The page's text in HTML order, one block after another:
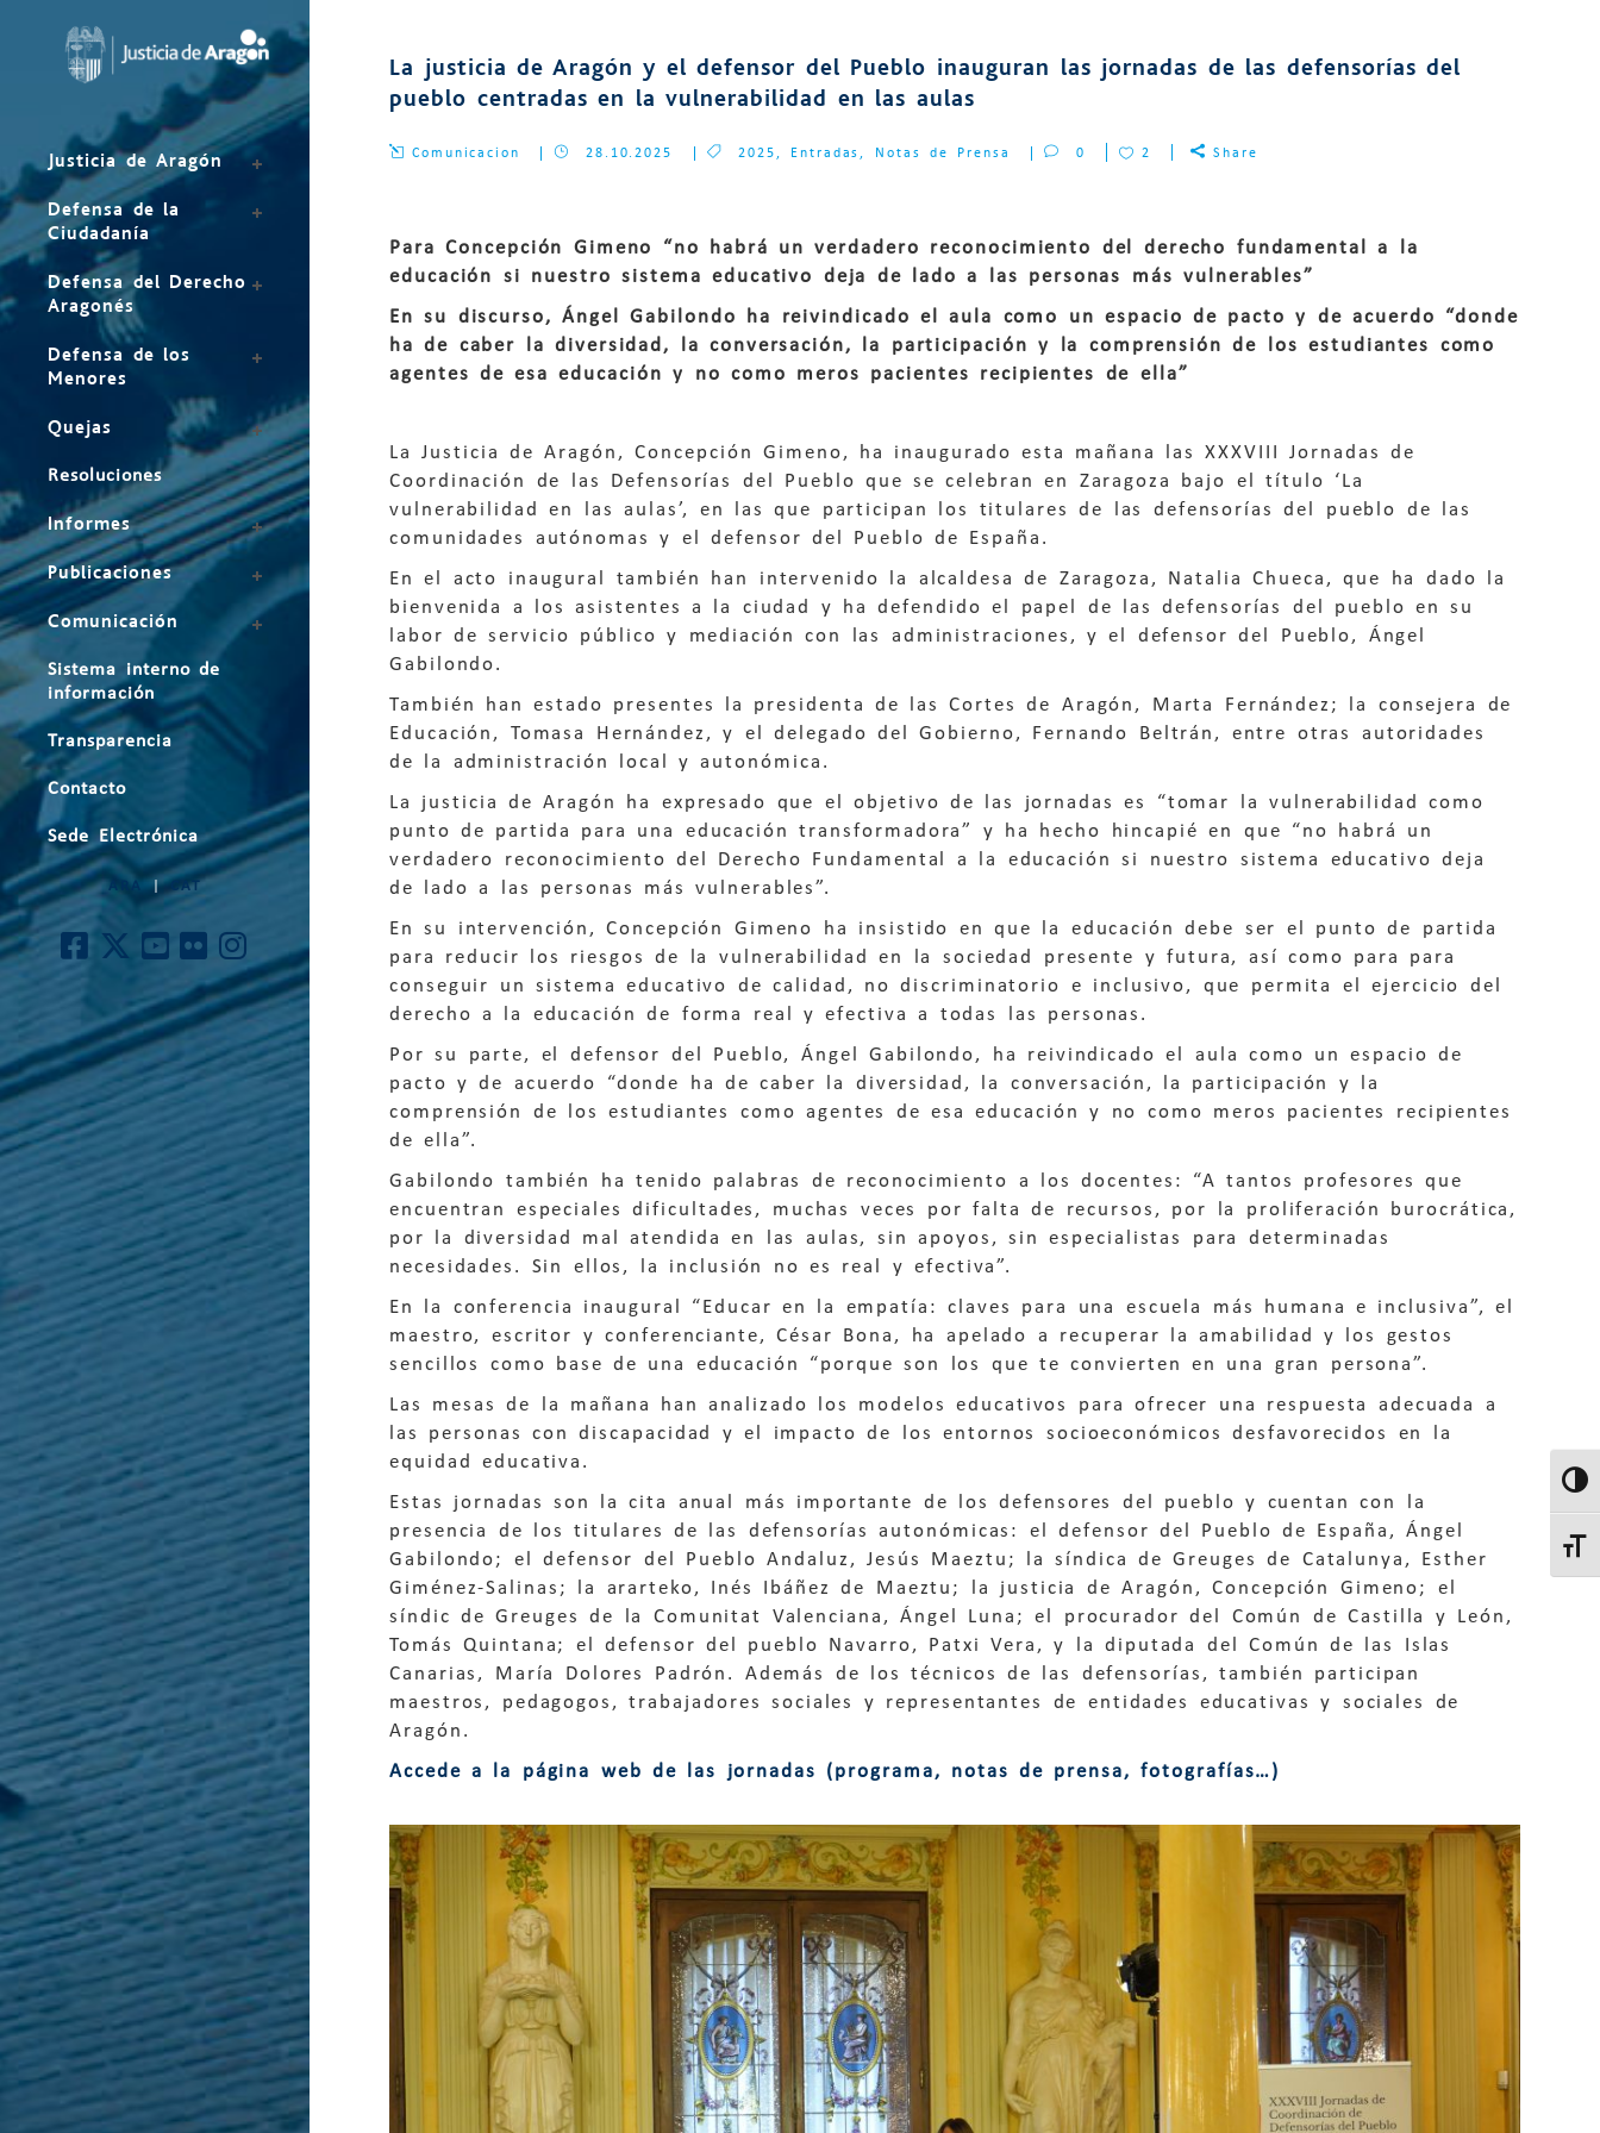
Justicia de Aragón
Defensa de la
Ciudadanía
Defensa del Derecho
Aragonés
Defensa de los
Menores
Quejas
Resoluciones
Informes
Publicaciones
Comunicación
Sistema interno de
información
Transparencia
Contacto
Sede Electrónica
ARA |CAT
La justicia de Aragón y el defensor del Pueblo inauguran las jornadas de las defensorías del
pueblo centradas en la vulnerabilidad en las aulas
Comunicacion 28.10.2025 2025 , Entradas , Notas de Prensa 0 2 Share
Para Concepción Gimeno “no habrá un verdadero reconocimiento del derecho fundamental a la
educación si nuestro sistema educativo deja de lado a las personas más vulnerables”
En su discurso, Ángel Gabilondo ha reivindicado el aula como un espacio de pacto y de acuerdo “donde
ha de caber la diversidad, la conversación, la participación y la comprensión de los estudiantes como
agentes de esa educación y no como meros pacientes recipientes de ella”
La Justicia de Aragón, Concepción Gimeno, ha inaugurado esta mañana las XXXVIII Jornadas de
Coordinación de las Defensorías del Pueblo que se celebran en Zaragoza bajo el título ‘La
vulnerabilidad en las aulas’, en las que participan los titulares de las defensorías del pueblo de las
comunidades autónomas y el defensor del Pueblo de España.
En el acto inaugural también han intervenido la alcaldesa de Zaragoza, Natalia Chueca, que ha dado la
bienvenida a los asistentes a la ciudad y ha defendido el papel de las defensorías del pueblo en su
labor de servicio público y mediación con las administraciones, y el defensor del Pueblo, Ángel
Gabilondo.
También han estado presentes la presidenta de las Cortes de Aragón, Marta Fernández; la consejera de
Educación, Tomasa Hernández, y el delegado del Gobierno, Fernando Beltrán, entre otras autoridades
de la administración local y autonómica.
La justicia de Aragón ha expresado que el objetivo de las jornadas es “tomar la vulnerabilidad como
punto de partida para una educación transformadora” y ha hecho hincapié en que “no habrá un
verdadero reconocimiento del Derecho Fundamental a la educación si nuestro sistema educativo deja
de lado a las personas más vulnerables”.
En su intervención, Concepción Gimeno ha insistido en que la educación debe ser el punto de partida
para reducir los riesgos de la vulnerabilidad en la sociedad presente y futura, así como para para
conseguir un sistema educativo de calidad, no discriminatorio e inclusivo, que permita el ejercicio del
derecho a la educación de forma real y efectiva a todas las personas.
Por su parte, el defensor del Pueblo, Ángel Gabilondo, ha reivindicado el aula como un espacio de
pacto y de acuerdo “donde ha de caber la diversidad, la conversación, la participación y la
comprensión de los estudiantes como agentes de esa educación y no como meros pacientes recipientes
de ella”.
Gabilondo también ha tenido palabras de reconocimiento a los docentes: “A tantos profesores que
encuentran especiales dificultades, muchas veces por falta de recursos, por la proliferación burocrática,
por la diversidad mal atendida en las aulas, sin apoyos, sin especialistas para determinadas
necesidades. Sin ellos, la inclusión no es real y efectiva”.
En la conferencia inaugural “Educar en la empatía: claves para una escuela más humana e inclusiva”, el
maestro, escritor y conferenciante, César Bona, ha apelado a recuperar la amabilidad y los gestos
sencillos como base de una educación “porque son los que te convierten en una gran persona”.
Las mesas de la mañana han analizado los modelos educativos para ofrecer una respuesta adecuada a
las personas con discapacidad y el impacto de los entornos socioeconómicos desfavorecidos en la
equidad educativa.
Estas jornadas son la cita anual más importante de los defensores del pueblo y cuentan con la
presencia de los titulares de las defensorías autonómicas: el defensor del Pueblo de España, Ángel
Gabilondo; el defensor del Pueblo Andaluz, Jesús Maeztu; la síndica de Greuges de Catalunya, Esther
Giménez-Salinas; la ararteko, Inés Ibáñez de Maeztu; la justicia de Aragón, Concepción Gimeno; el
síndic de Greuges de la Comunitat Valenciana, Ángel Luna; el procurador del Común de Castilla y León,
Tomás Quintana; el defensor del pueblo Navarro, Patxi Vera, y la diputada del Común de las Islas
Canarias, María Dolores Padrón. Además de los técnicos de las defensorías, también participan
maestros, pedagogos, trabajadores sociales y representantes de entidades educativas y sociales de
Aragón.
Accede a la página web de las jornadas (programa, notas de prensa, fotografías…)